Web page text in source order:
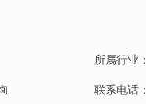
所属行业：
联系电话：